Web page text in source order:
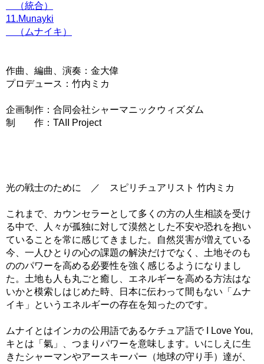
（統合）
11.Munayki
（ムナイキ）
作曲、編曲、演奏：金大偉
プロデュース：竹内ミカ
企画制作：合同会社シャーマニックウィズダム
制 作：TAII Project
光の戦士のために ／ スピリチュアリスト 竹内ミカ
これまで、カウンセラーとして多くの方の人生相談を受け
る中で、人々が孤独に対して漠然とした不安や恐れを抱い
ていることを常に感じてきました。自然災害が増えている
今、一人ひとりの心の課題の解決だけでなく、土地そのも
ののパワーを高める必要性を強く感じるようになりまし
た。土地も人も丸ごと癒し、エネルギーを高める方法はな
いかと模索しはじめた時、日本に伝わって間もない「ムナ
イキ」というエネルギーの存在を知ったのです。
ムナイとはインカの公用語であるケチュア語で I Love You,
キとは「氣」、つまりパワーを意味します。いにしえに生
きたシャーマンやアースキーパー（地球の守り手）達が、